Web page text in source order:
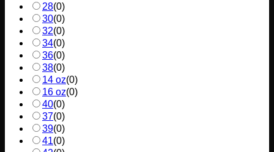
28(0)
30(0)
32(0)
34(0)
36(0)
38(0)
14 oz(0)
16 oz(0)
40(0)
37(0)
39(0)
41(0)